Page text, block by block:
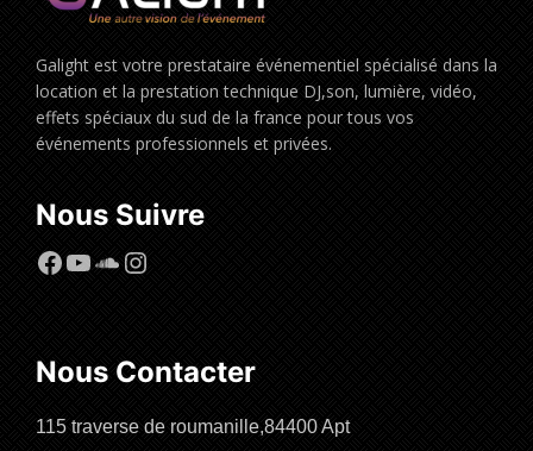
Galight est votre prestataire événementiel spécialisé dans la
location et la prestation technique DJ,son, lumière, vidéo,
effets spéciaux du sud de la france pour tous vos
événements professionnels et privées.
Nous Suivre
Facebook
YouTube
SoundCloud
Instagram
Nous Contacter
115 traverse de roumanille,84400 Apt